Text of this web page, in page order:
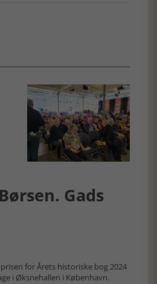
Gads
for Årets historiske bog 2024
i Øksnehallen i København.